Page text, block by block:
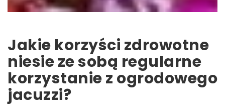
Jakie korzyści zdrowotne
niesie ze sobą regularne
korzystanie z ogrodowego
jacuzzi?